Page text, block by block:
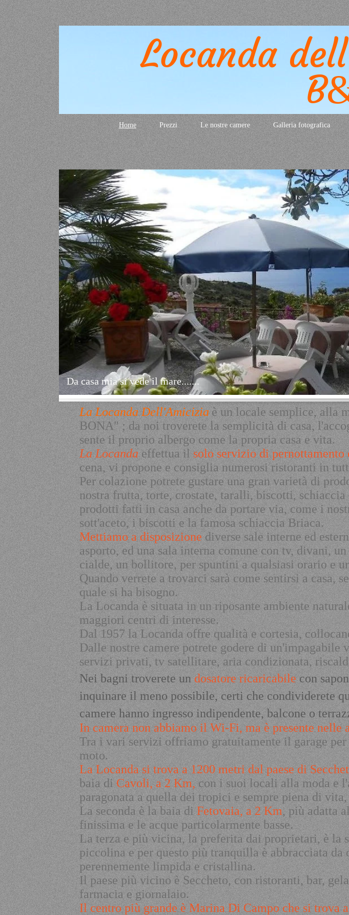
Locanda
B
Home Prezzi Le nostre camere Galleria fotografica
Da casa mia si vede il mare.......
La Locanda Dell'Amicizia è un locale semplice, alla
BONA"; da noi troverete la semplicità di casa,
sente il proprio albergo come lapropria casa e vita.
La Locandaeffettua ilsolo servizio di pernottamento
cena, vi propone e consiglia numerosi ristoranti in
Per colazione potrete gustare una gran varietà di
nostra frutta, torte, crostate, taralli, biscotti,
prodotti fatti in casa anche da portare via, come i
sott'aceto, i biscotti e la famosa schiaccia Briaca.
Mettiamo a disposizionediverse sale interne ed
asporto, ed una sala interna comune con tv, divani,
cialde, un bollitore, per spuntini a qualsiasi orario e
Quando verrete a trovarci sarà come sentirsi a casa,
quale si ha bisogno.
La Locanda è situata in un riposante ambiente
maggiori centri di interesse.
Dal 1957 la Locanda offre qualità e cortesia,
Dalle nostre camere potrete godere di
servizi privati, tv satellitare, aria condizionata,
Nei bagni troverete undosatore ricaricabilecon
inquinare il meno possibile, certi che condividerete
camere hanno ingresso indipendente, balcone o
In camera non abbiamo il Wi-Fi, ma è presente nelle
Tra i vari servizi offriamo gratuitamente il garage
moto.
La Locanda si trova a 1200 metri dal paese di
baia diCavoli, a 2 Km,con i suoi locali alla moda e
paragonata a quella dei tropici e sempre piena di
La seconda è la baia diFetovaia, a 2 Km, più adatta
finissima e le acque particolarmente basse.
La terza e più vicina, la preferita dai proprietari, è la
piccolina e per questo più tranquilla è abbracciata
perennemente limpida e cristallina.
Il paese più vicino è Seccheto, con ristoranti, bar,
farmacia e giornalaio.
Il centro più grande è Marina Di Campo che si trova